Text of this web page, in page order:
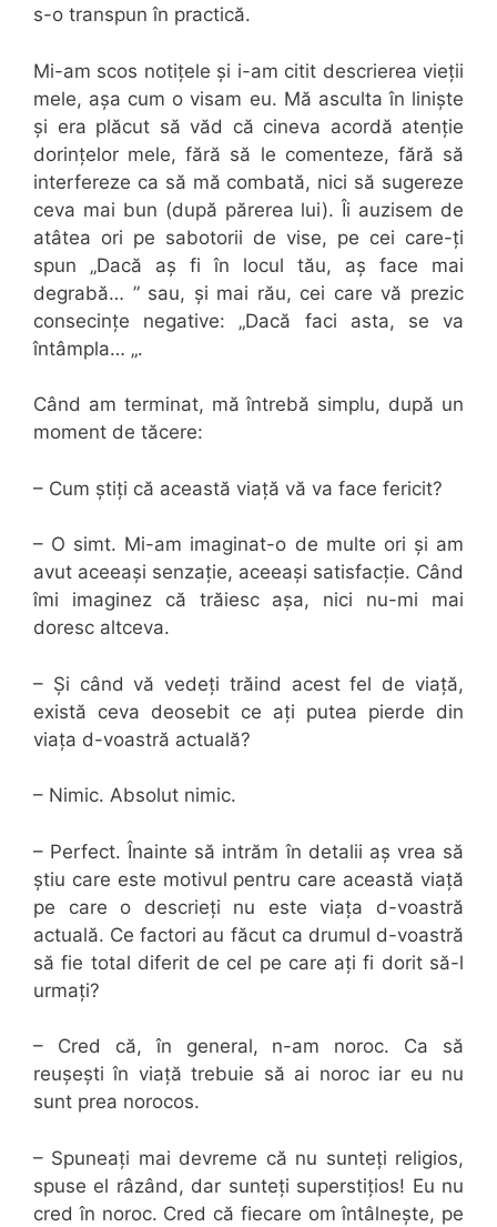
s-o transpun în practică.
Mi-am scos notițele și i-am citit descrierea vieții
mele, așa cum o visam eu. Mă asculta în liniște
și era plăcut să văd că cineva acordă atenție
dorințelor mele, fără să le comenteze, fără să
interfereze ca să mă combată, nici să sugereze
ceva mai bun (după părerea lui). Îi auzisem de
atâtea ori pe sabotorii de vise, pe cei care-ți
spun „Dacă aș fi în locul tău, aș face mai
degrabă… ” sau, și mai rău, cei care vă prezic
consecințe negative: „Dacă faci asta, se va
întâmpla… „.
Când am terminat, mă întrebă simplu, după un
moment de tăcere:
– Cum știți că această viață vă va face fericit?
– O simt. Mi-am imaginat-o de multe ori și am
avut aceeași senzație, aceeași satisfacție. Când
îmi imaginez că trăiesc așa, nici nu-mi mai
doresc altceva.
– Și când vă vedeți trăind acest fel de viață,
există ceva deosebit ce ați putea pierde din
viața d-voastră actuală?
– Nimic. Absolut nimic.
– Perfect. Înainte să intrăm în detalii aș vrea să
știu care este motivul pentru care această viață
pe care o descrieți nu este viața d-voastră
actuală. Ce factori au făcut ca drumul d-voastră
să fie total diferit de cel pe care ați fi dorit să-l
urmați?
– Cred că, în general, n-am noroc. Ca să
reușești în viață trebuie să ai noroc iar eu nu
sunt prea norocos.
– Spuneați mai devreme că nu sunteți religios,
spuse el râzând, dar sunteți superstițios! Eu nu
cred în noroc. Cred că fiecare om întâlnește, pe